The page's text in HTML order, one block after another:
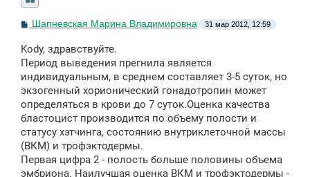
С
о
б
щ
н
и
Шапневская Марина Владимировна 31 мар 2012, 12:59
Kody, здравствуйте.
Период выведения прегнила является
индивидуальным, в среднем составляет 3-5 суток, но
экзогенный хорионический гонадотропин может
определяться в крови до 7 суток.Оценка качества
бластоцист производится по объему полости и
статусу хэтчинга, состоянию внутриклеточной массы
(ВКМ) и трофэктодермы.
Первая цифра 2 - полость больше половины объема
эмбриона. Наилучшая оценка ВКМ и трофэктодермы -